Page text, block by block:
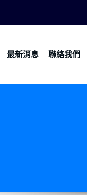
最新消息 聯絡我們